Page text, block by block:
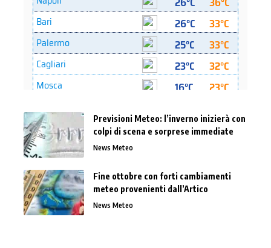
Previsioni Meteo: l’inverno inizierà con
colpi di scena e sorprese immediate
News Meteo
Fine ottobre con forti cambiamenti
meteo provenienti dall’Artico
News Meteo